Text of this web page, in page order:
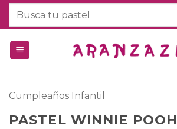
Saltar
Buscar
Cumpleaños Infantil
PASTEL WINNIE POOH